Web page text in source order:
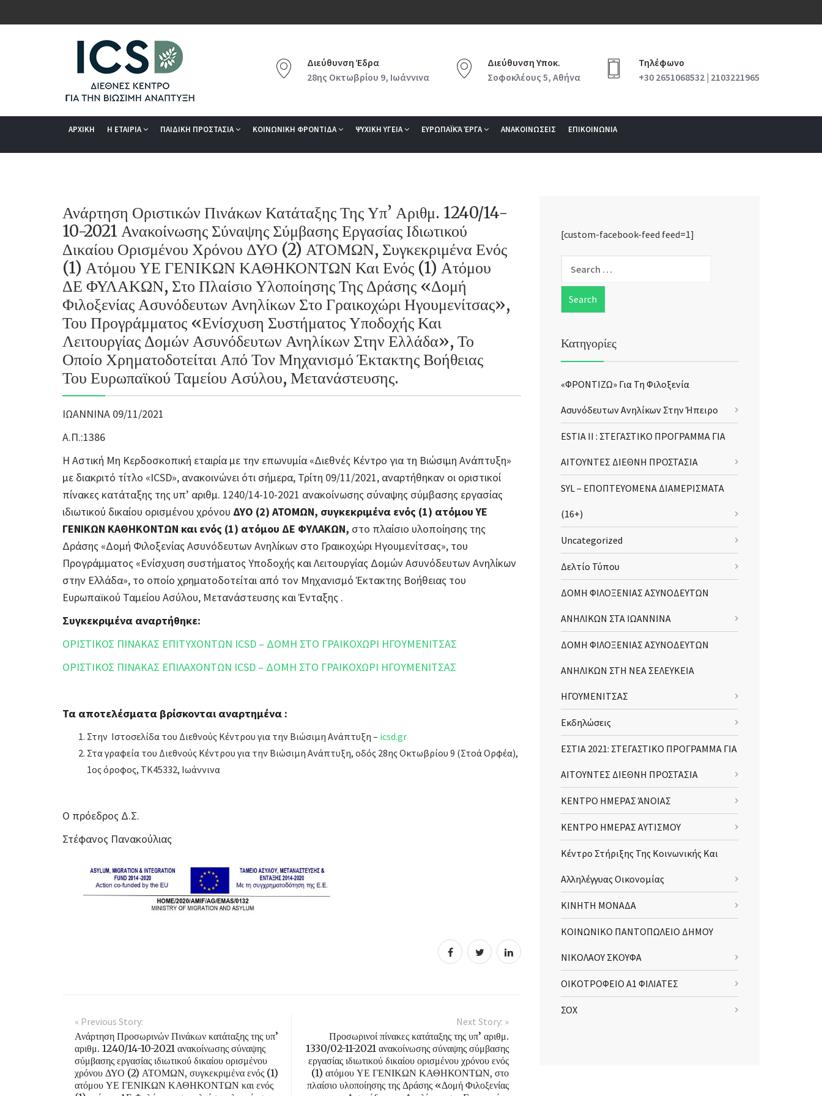
Διεύθυνση Έδρα
28ης Οκτωβρίου 9, Ιωάννινα
Διεύθυνση Υποκ.
Σοφοκλέους 5, Αθήνα
Τηλέφωνο
+30 2651068532 | 2103221965
ΑΡΧΙΚΗ Η ΕΤΑΙΡΙΑ ΠΑΙΔΙΚΗ ΠΡΟΣΤΑΣΙΑ ΚΟΙΝΩΝΙΚΗ ΦΡΟΝΤΙΔΑ ΨΥΧΙΚΗ ΥΓΕΙΑ ΕΥΡΩΠΑΪΚΆ ΈΡΓΑ ΑΝΑΚΟΙΝΩΣΕΙΣ ΕΠΙΚΟΙΝΩΝΙΑ
Ανάρτηση Οριστικών Πινάκων Κατάταξης Της Υπ’ Αριθμ. 1240/14-
10-2021 Ανακοίνωσης Σύναψης Σύμβασης Εργασίας Ιδιωτικού
Δικαίου Ορισμένου Χρόνου ΔΥΟ (2) ΑΤΟΜΩΝ, Συγκεκριμένα Ενός
(1) Ατόμου ΥΕ ΓΕΝΙΚΩΝ ΚΑΘΗΚΟΝΤΩΝ Και Ενός (1) Ατόμου
ΔΕ ΦΥΛΑΚΩΝ, Στο Πλαίσιο Υλοποίησης Της Δράσης «Δομή
Φιλοξενίας Ασυνόδευτων Ανηλίκων Στο Γραικοχώρι Ηγουμενίτσας»,
Του Προγράμματος «Ενίσχυση Συστήματος Υποδοχής Και
Λειτουργίας Δομών Ασυνόδευτων Ανηλίκων Στην Ελλάδα», Το
Οποίο Χρηματοδοτείται Από Τον Μηχανισμό Έκτακτης Βοήθειας
Του Ευρωπαϊκού Ταμείου Ασύλου, Μετανάστευσης.
ΙΩΑΝΝΙΝΑ 09/11/2021
Α.Π.:1386
Η Αστική Μη Κερδοσκοπική εταιρία με την επωνυμία «Διεθνές Κέντρο για τη Βιώσιμη Ανάπτυξη»
με διακριτό τίτλο «ICSD», ανακοινώνει ότι σήμερα, Τρίτη 09/11/2021, αναρτήθηκαν οι οριστικοί
πίνακες κατάταξης της υπ’ αριθμ. 1240/14-10-2021 ανακοίνωσης σύναψης σύμβασης εργασίας
ιδιωτικού δικαίου ορισμένου χρόνου ΔΥΟ (2) ΑΤΟΜΩΝ, συγκεκριμένα ενός (1) ατόμου ΥΕ
ΓΕΝΙΚΩΝ ΚΑΘΗΚΟΝΤΩΝ και ενός (1) ατόμου ΔΕ ΦΥΛΑΚΩΝ, στο πλαίσιο υλοποίησης της
Δράσης «Δομή Φιλοξενίας Ασυνόδευτων Ανηλίκων στο Γραικοχώρι Ηγουμενίτσας», του
Προγράμματος «Ενίσχυση συστήματος Υποδοχής και Λειτουργίας Δομών Ασυνόδευτων Ανηλίκων
στην Ελλάδα», το οποίο χρηματοδοτείται από τον Μηχανισμό Έκτακτης Βοήθειας του
Ευρωπαϊκού Ταμείου Ασύλου, Μετανάστευσης και Ένταξης .
Συγκεκριμένα αναρτήθηκε:
ΟΡΙΣΤΙΚΟΣ ΠΙΝΑΚΑΣ ΕΠΙΤΥΧΟΝΤΩΝ ICSD – ΔΟΜΗ ΣΤΟ ΓΡΑΙΚΟΧΩΡΙ ΗΓΟΥΜΕΝΙΤΣΑΣ
ΟΡΙΣΤΙΚΟΣ ΠΙΝΑΚΑΣ ΕΠΙΛΑΧΟΝΤΩΝ ICSD – ΔΟΜΗ ΣΤΟ ΓΡΑΙΚΟΧΩΡΙ ΗΓΟΥΜΕΝΙΤΣΑΣ
Τα αποτελέσματα βρίσκονται αναρτημένα :
Στην Ιστοσελίδα του Διεθνούς Κέντρου για την Βιώσιμη Ανάπτυξη – icsd.gr
Στα γραφεία του Διεθνούς Κέντρου για την Βιώσιμη Ανάπτυξη, οδός 28ης Οκτωβρίου 9 (Στοά Ορφέα),
1ος όροφος, ΤΚ45332, Ιωάννινα
Ο πρόεδρος Δ.Σ.
Στέφανος Πανακούλιας
« Previous Story:
Ανάρτηση Προσωρινών Πινάκων κατάταξης της υπ’
αριθμ. 1240/14-10-2021 ανακοίνωσης σύναψης
σύμβασης εργασίας ιδιωτικού δικαίου ορισμένου
χρόνου ΔΥΟ (2) ΑΤΟΜΩΝ, συγκεκριμένα ενός (1)
ατόμου ΥΕ ΓΕΝΙΚΩΝ ΚΑΘΗΚΟΝΤΩΝ και ενός
Next Story: »
Προσωρινοί πίνακες κατάταξης της υπ’ αριθμ.
1330/02-11-2021 ανακοίνωσης σύναψης σύμβασης
εργασίας ιδιωτικού δικαίου ορισμένου χρόνου ενός
(1) ατόμου ΥΕ ΓΕΝΙΚΩΝ ΚΑΘΗΚΟΝΤΩΝ, στο
πλαίσιο υλοποίησης της Δράσης «Δομή Φιλοξενίας
[custom-facebook-feed feed=1]
Κατηγορίες
«ΦΡΟΝΤΙΖΩ» Για Τη Φιλοξενία
Ασυνόδευτων Ανηλίκων Στην Ήπειρο
ESTIA II : ΣΤΕΓΑΣΤΙΚΟ ΠΡΟΓΡΑΜΜΑ ΓΙΑ
ΑΙΤΟΥΝΤΕΣ ΔΙΕΘΝΗ ΠΡΟΣΤΑΣΙΑ
SYL – ΕΠΟΠΤΕΥΟΜΕΝΑ ΔΙΑΜΕΡΙΣΜΑΤΑ
(16+)
Uncategorized
Δελτίο Τύπου
ΔΟΜΗ ΦΙΛΟΞΕΝΙΑΣ ΑΣΥΝΟΔΕΥΤΩΝ
ΑΝΗΛΙΚΩΝ ΣΤΑ ΙΩΑΝΝΙΝΑ
ΔΟΜΗ ΦΙΛΟΞΕΝΙΑΣ ΑΣΥΝΟΔΕΥΤΩΝ
ΑΝΗΛΙΚΩΝ ΣΤΗ ΝΕΑ ΣΕΛΕΥΚΕΙΑ
ΗΓΟΥΜΕΝΙΤΣΑΣ
Εκδηλώσεις
ΕΣΤΙΑ 2021: ΣΤΕΓΑΣΤΙΚΟ ΠΡΟΓΡΑΜΜΑ ΓΙΑ
ΑΙΤΟΥΝΤΕΣ ΔΙΕΘΝΗ ΠΡΟΣΤΑΣΙΑ
ΚΕΝΤΡΟ ΗΜΕΡΑΣ ΆΝΟΙΑΣ
ΚΕΝΤΡΟ ΗΜΕΡΑΣ ΑΥΤΙΣΜΟΥ
Κέντρο Στήριξης Της Κοινωνικής Και
Αλληλέγγυας Οικονομίας
ΚΙΝΗΤΗ ΜΟΝΑΔΑ
ΚΟΙΝΩΝΙΚΟ ΠΑΝΤΟΠΩΛΕΙΟ ΔΗΜΟΥ
ΝΙΚΟΛΑΟΥ ΣΚΟΥΦΑ
ΟΙΚΟΤΡΟΦΕΙΟ Α1 ΦΙΛΙΑΤΕΣ
ΣΟΧ